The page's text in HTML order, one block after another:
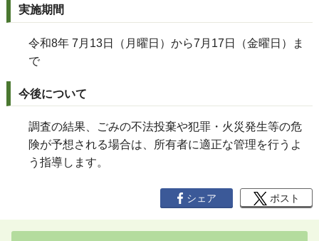
実施期間
令和8年 7月13日（月曜日）から7月17日（金曜日）ま
で
今後について
調査の結果、ごみの不法投棄や犯罪・火災発生等の危
険が予想される場合は、所有者に適正な管理を行うよ
う指導します。
シェア ポスト